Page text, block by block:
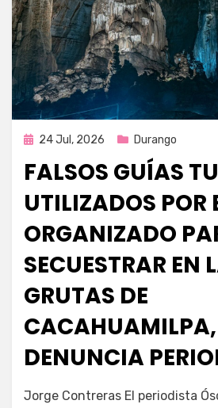
Publicada
24 Jul, 2026 Durango
FALSOS GUÍAS
UTILIZADOS POR
ORGANIZADO
SECUESTRAR EN
GRUTAS DE
CACAHUAMILPA,
DENUNCIA
Fernando Miranda Servín
Jorge Contreras El periodista